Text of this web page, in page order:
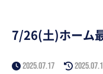
7/26(土)ホーム
2025.07.17